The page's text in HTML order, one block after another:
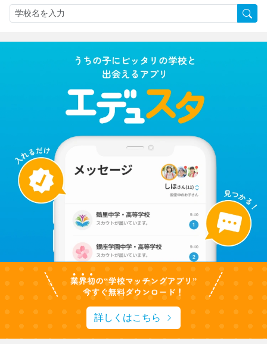
詳しくはこちら